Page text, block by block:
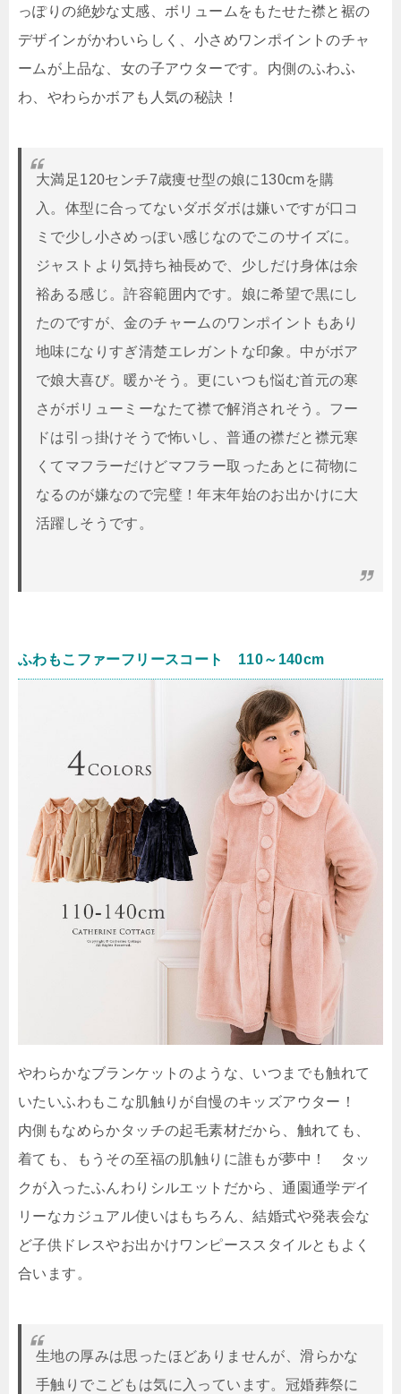
っぽりの絶妙な丈感、ボリュームをもたせた襟と裾の
デザインがかわいらしく、小さめワンポイントのチャ
ームが上品な、女の子アウターです。内側のふわふ
わ、やわらかボアも人気の秘訣！
大満足120センチ7歳痩せ型の娘に130cmを購
入。体型に合ってないダボダボは嫌いですが口コ
ミで少し小さめっぽい感じなのでこのサイズに。
ジャストより気持ち袖長めで、少しだけ身体は余
裕ある感じ。許容範囲内です。娘に希望で黒にし
たのですが、金のチャームのワンポイントもあり
地味になりすぎ清楚エレガントな印象。中がボア
で娘大喜び。暖かそう。更にいつも悩む首元の寒
さがボリューミーなたて襟で解消されそう。フー
ドは引っ掛けそうで怖いし、普通の襟だと襟元寒
くてマフラーだけどマフラー取ったあとに荷物に
なるのが嫌なので完璧！年末年始のお出かけに大
活躍しそうです。
ふわもこファーフリースコート 110～140cm
やわらかなブランケットのような、いつまでも触れて
いたいふわもこな肌触りが自慢のキッズアウター！
内側もなめらかタッチの起毛素材だから、触れても、
着ても、もうその至福の肌触りに誰もが夢中！ タッ
クが入ったふんわりシルエットだから、通園通学デイ
リーなカジュアル使いはもちろん、結婚式や発表会な
ど子供ドレスやお出かけワンピーススタイルともよく
合います。
生地の厚みは思ったほどありませんが、滑らかな
手触りでこどもは気に入っています。冠婚葬祭に